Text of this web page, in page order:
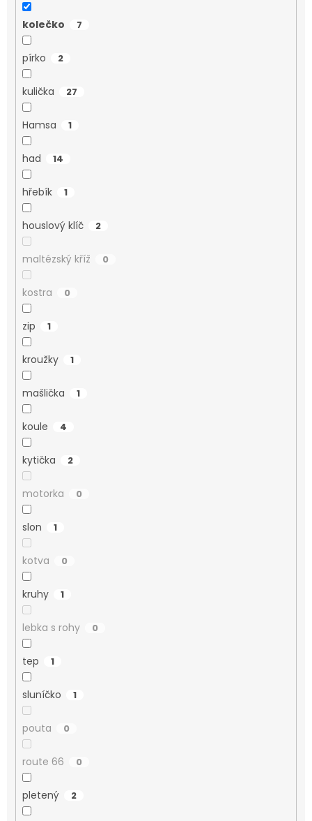
kolečko 7
pírko 2
kulička 27
Hamsa 1
had 14
hřebík 1
houslový klíč 2
maltézský kříž 0
kostra 0
zip 1
kroužky 1
mašlička 1
koule 4
kytička 2
motorka 0
slon 1
kotva 0
kruhy 1
lebka s rohy 0
tep 1
sluníčko 1
pouta 0
route 66 0
pletený 2